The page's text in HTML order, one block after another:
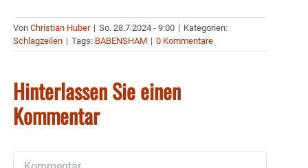
Von Christian Huber | So. 28.7.2024 - 9:00 | Kategorien:
Schlagzeilen | Tags: BABENSHAM | 0 Kommentare
Hinterlassen Sie einen
Kommentar